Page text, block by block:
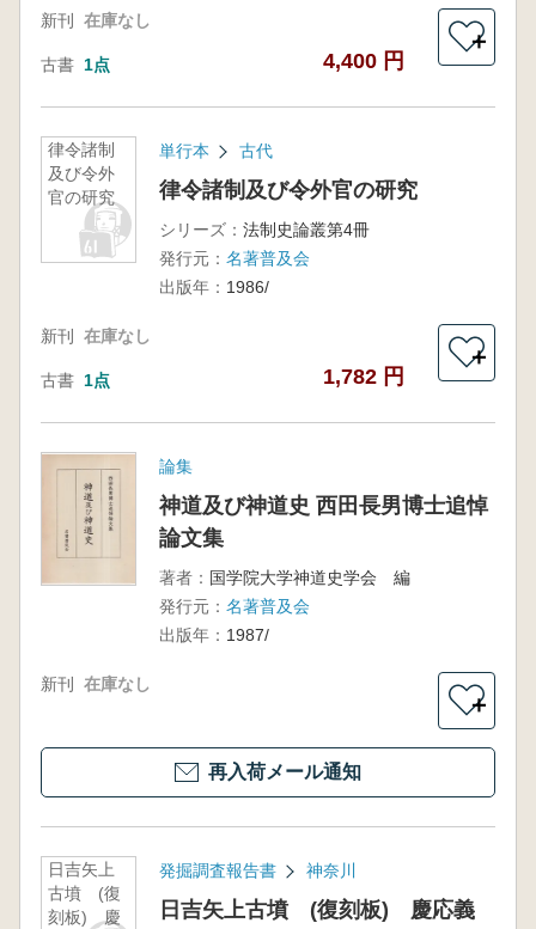
新刊 在庫なし
古書 1点 4,400 円
＋
律令諸制
及び令外
官の研究
単行本 古代
律令諸制及び令外官の研究
シリーズ： 法制史論叢第4冊
発行元： 名著普及会
出版年： 1986/
新刊 在庫なし
古書 1点 1,782 円
＋
論集
神道及び神道史 西田長男博士追悼
論文集
著者： 国学院大学神道史学会 編
発行元： 名著普及会
出版年： 1987/
新刊 在庫なし
＋
再入荷メール通知
日吉矢上
古墳 (復
刻板) 慶
発掘調査報告書 神奈川
日吉矢上古墳 (復刻板) 慶応義